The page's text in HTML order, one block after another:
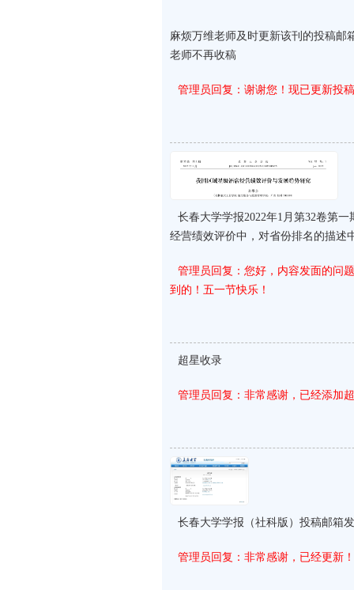
麻烦万维老师及时更新该刊的投稿邮
老师不再收稿
管理员回复：谢谢您！现已更新投
长春大学学报2022年1月第32卷第
经营绩效评价中，对省份排名的描述
管理员回复：您好，内容发面的问
到的！五一节快乐！
超星收录
管理员回复：非常感谢，已经添加
长春大学学报（社科版）投稿邮箱
管理员回复：非常感谢，已经更新